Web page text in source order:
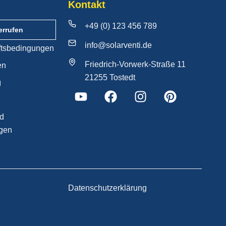
Kontakt
+49 (0) 123 456 789
info@solarventi.de
Friedrich-Vorwerk-Straße 11
21255 Tostedt
Datenschutzerklärung